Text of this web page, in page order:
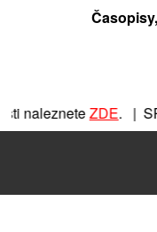
nalezneteZDE. |